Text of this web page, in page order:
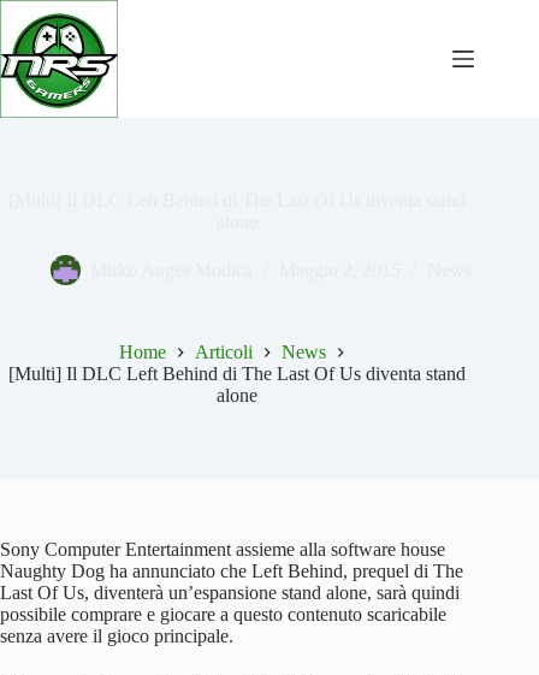
Salta
contenuto
Home Articoli
News
[Multi] Il DLC Left Behind di The Last Of Us diventa stand
alone
Sony Computer Entertainment assieme alla software house
Naughty Dog ha annunciato che Left Behind, prequel di The
Last Of Us, diventerà un’espansione stand alone, sarà quindi
possibile comprare e giocare a questo contenuto scaricabile
senza avere il gioco principale.